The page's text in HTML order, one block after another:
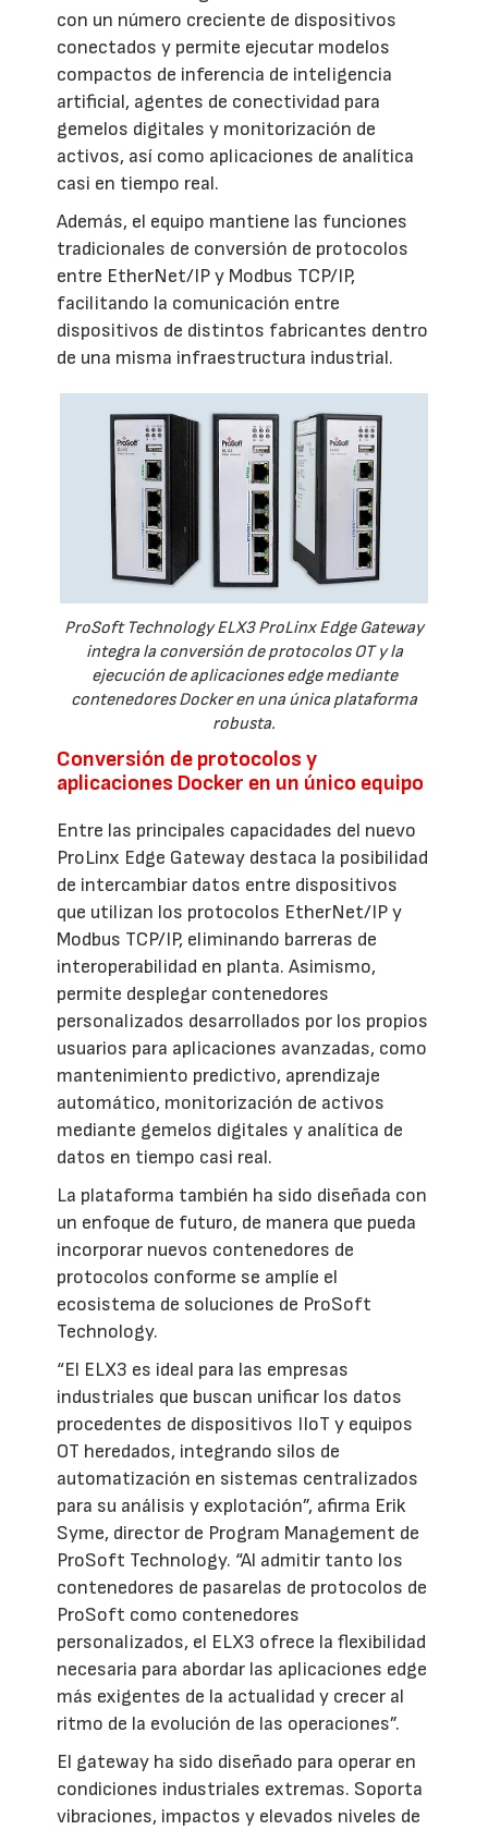
con un número creciente de dispositivos
conectados y permite ejecutar modelos
compactos de inferencia de inteligencia
artificial, agentes de conectividad para
gemelos digitales y monitorización de
activos, así como aplicaciones de analítica
casi en tiempo real.
Además, el equipo mantiene las funciones
tradicionales de conversión de protocolos
entre EtherNet/IP y Modbus TCP/IP,
facilitando la comunicación entre
dispositivos de distintos fabricantes dentro
de una misma infraestructura industrial.
ProSoft Technology ELX3 ProLinx Edge Gateway
integra la conversión de protocolos OT y la
ejecución de aplicaciones edge mediante
contenedores Docker en una única plataforma
robusta.
Conversión de protocolos y
aplicaciones Docker en un único equipo
Entre las principales capacidades del nuevo
ProLinx Edge Gateway destaca la posibilidad
de intercambiar datos entre dispositivos
que utilizan los protocolos EtherNet/IP y
Modbus TCP/IP, eliminando barreras de
interoperabilidad en planta. Asimismo,
permite desplegar contenedores
personalizados desarrollados por los propios
usuarios para aplicaciones avanzadas, como
mantenimiento predictivo, aprendizaje
automático, monitorización de activos
mediante gemelos digitales y analítica de
datos en tiempo casi real.
La plataforma también ha sido diseñada con
un enfoque de futuro, de manera que pueda
incorporar nuevos contenedores de
protocolos conforme se amplíe el
ecosistema de soluciones de ProSoft
Technology.
“El ELX3 es ideal para las empresas
industriales que buscan unificar los datos
procedentes de dispositivos IIoT y equipos
OT heredados, integrando silos de
automatización en sistemas centralizados
para su análisis y explotación”, afirma Erik
Syme, director de Program Management de
ProSoft Technology. “Al admitir tanto los
contenedores de pasarelas de protocolos de
ProSoft como contenedores
personalizados, el ELX3 ofrece la flexibilidad
necesaria para abordar las aplicaciones edge
más exigentes de la actualidad y crecer al
ritmo de la evolución de las operaciones”.
El gateway ha sido diseñado para operar en
condiciones industriales extremas. Soporta
vibraciones, impactos y elevados niveles de